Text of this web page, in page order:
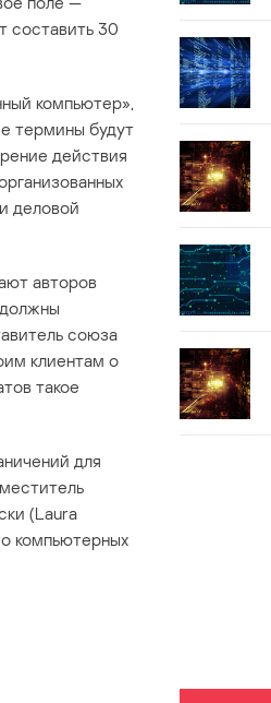
составить 30
компьютер»,
термины будут
действия
деловой
авторов
союза
клиентам о
такое
для
(Laura
компьютерных